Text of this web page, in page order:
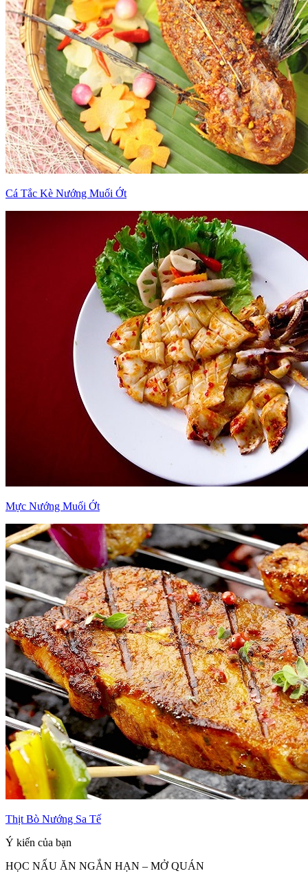
Cá Tắc Kè Nướng Muối Ớt
Mực Nướng Muối Ớt
Thịt Bò Nướng Sa Tế
Ý kiến của bạn
HỌC NẤU ĂN NGẮN HẠN – MỞ QUÁN